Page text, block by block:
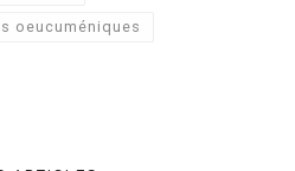
oeucuméniques